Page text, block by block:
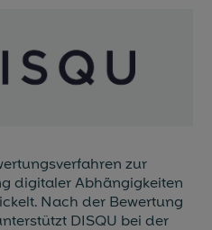
zur
digitaler Abhängigkeiten
Nach der Bewertung
DISQU bei der